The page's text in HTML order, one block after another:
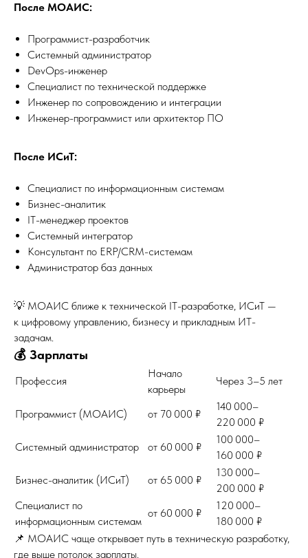
После МОАИС:
Программист-разработчик
Системный администратор
DevOps-инженер
Специалист по технической поддержке
Инженер по сопровождению и интеграции
Инженер-программист или архитектор ПО
После ИСиТ:
Специалист по информационным системам
Бизнес-аналитик
IT-менеджер проектов
Системный интегратор
Консультант по ERP/CRM-системам
Администратор баз данных
💡 МОАИС ближе к технической IT-разработке, ИСиТ —
к цифровому управлению, бизнесу и прикладным ИТ-
задачам.
💰 Зарплаты
Профессия
Начало
карьеры
Через 3–5 лет
Программист (МОАИС) от 70 000 ₽
140 000–
220 000 ₽
Системный администратор
от 60 000 ₽
100 000–
160 000 ₽
Бизнес-аналитик (ИСиТ)
от 65 000 ₽
130 000–
200 000 ₽
Специалист по
информационным системам
от 60 000 ₽
120 000–
180 000 ₽
📌 МОАИС чаще открывает путь в техническую разработку,
где выше потолок зарплаты.